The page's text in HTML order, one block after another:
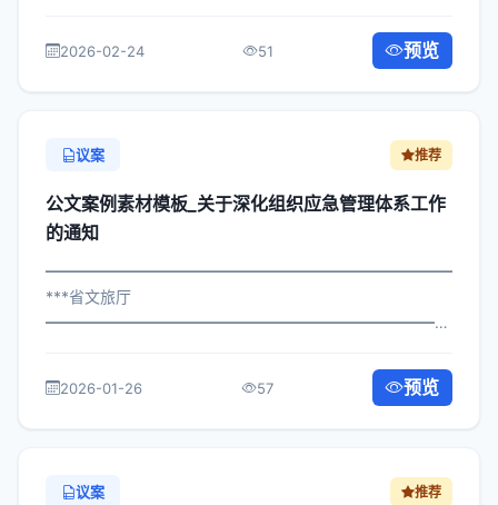
属机构： 为深入贯彻落实习近平总书记...
2026-02-24 51 预览
议案 推荐
公文案例素材模板_关于深化组织应急管理体系工作
的通知
***省文旅厅
属机构： 为深入贯彻落实习近平总书记...
2026-01-26 57 预览
议案 推荐